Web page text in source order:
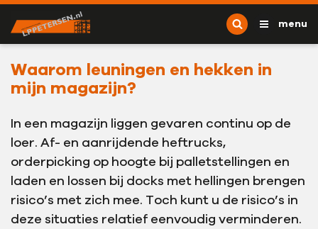
Ga naar content
L.P. Petersen
menu
Waarom leuningen en hekken in
mijn magazijn?
In een magazijn liggen gevaren continu op de
loer. Af- en aanrijdende heftrucks,
orderpicking op hoogte bij palletstellingen en
laden en lossen bij docks met hellingen brengen
risico’s met zich mee. Toch kunt u de risico’s in
deze situaties relatief eenvoudig verminderen.